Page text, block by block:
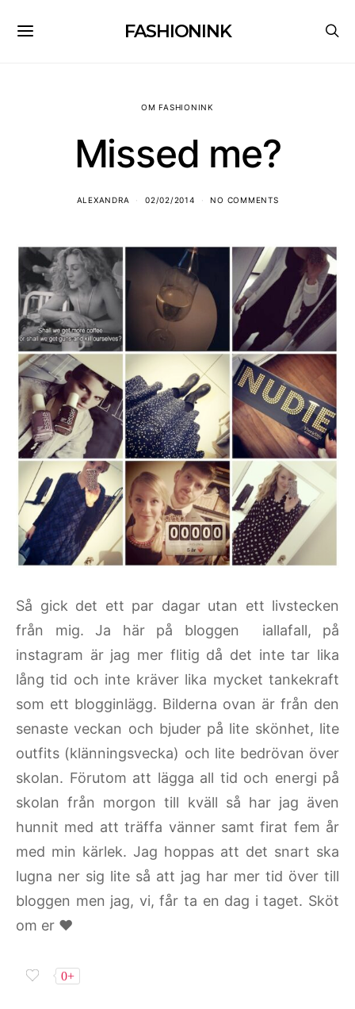
FASHIONINK
OM FASHIONINK
Missed me?
ALEXANDRA 02/02/2014 NO COMMENTS
Så gick det ett par dagar utan ett livstecken
från mig. Ja här på bloggen iallafall, på
instagram är jag mer flitig då det inte tar lika
lång tid och inte kräver lika mycket tankekraft
som ett blogginlägg. Bilderna ovan är från den
senaste veckan och bjuder på lite skönhet, lite
outfits (klänningsvecka) och lite bedrövan över
skolan. Förutom att lägga all tid och energi på
skolan från morgon till kväll så har jag även
hunnit med att träffa vänner samt firat fem år
med min kärlek. Jag hoppas att det snart ska
lugna ner sig lite så att jag har mer tid över till
bloggen men jag, vi, får ta en dag i taget. Sköt
om er ♥
0+